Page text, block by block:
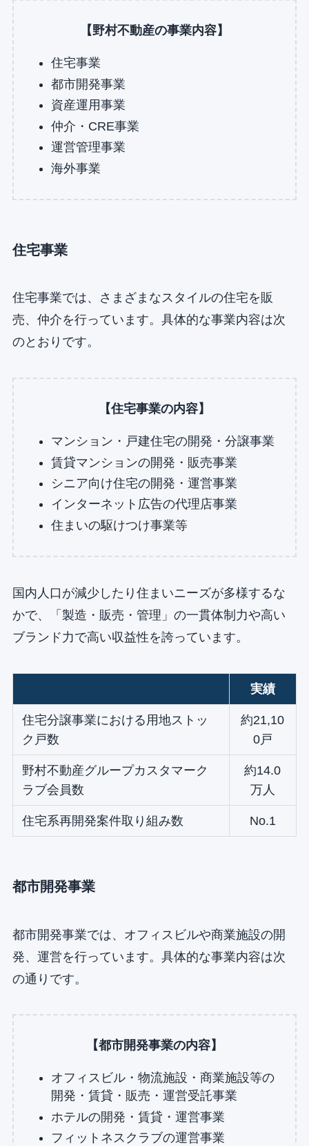
【野村不動産の事業内容】
住宅事業
都市開発事業
資産運用事業
仲介・CRE事業
運営管理事業
海外事業
住宅事業
住宅事業では、さまざまなスタイルの住宅を販
売、仲介を行っています。具体的な事業内容は次
のとおりです。
【住宅事業の内容】
マンション・戸建住宅の開発・分譲事業
賃貸マンションの開発・販売事業
シニア向け住宅の開発・運営事業
インターネット広告の代理店事業
住まいの駆けつけ事業等
国内人口が減少したり住まいニーズが多様するな
かで、「製造・販売・管理」の一貫体制力や高い
ブランド力で高い収益性を誇っています。
実績
住宅分譲事業における用地ストッ
ク戸数
約21,10
0戸
野村不動産グループカスタマーク
ラブ会員数
約14.0
万人
住宅系再開発案件取り組み数 No.1
都市開発事業
都市開発事業では、オフィスビルや商業施設の開
発、運営を行っています。具体的な事業内容は次
の通りです。
【都市開発事業の内容】
オフィスビル・物流施設・商業施設等の
開発・賃貸・販売・運営受託事業
ホテルの開発・賃貸・運営事業
フィットネスクラブの運営事業